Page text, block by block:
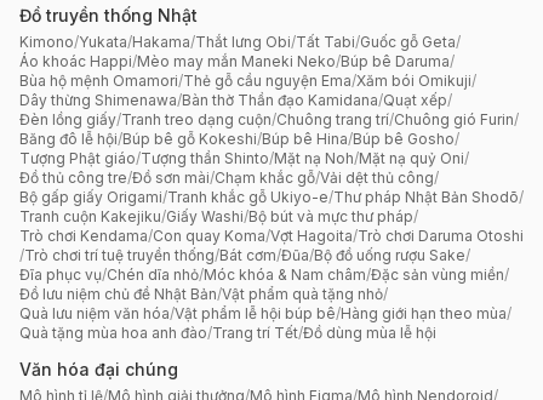
Đồ truyền thống Nhật
Kimono/Yukata/Hakama/Thắt lưng Obi/Tất Tabi/Guốc gỗ Geta/
Áo khoác Happi/Mèo may mắn Maneki Neko/Búp bê Daruma/
Bùa hộ mệnh Omamori/Thẻ gỗ cầu nguyện Ema/Xăm bói Omikuji/
Dây thừng Shimenawa/Bàn thờ Thần đạo Kamidana/Quạt xếp/
Đèn lồng giấy/Tranh treo dạng cuộn/Chuông trang trí/Chuông gió Furin/
Băng đô lễ hội/Búp bê gỗ Kokeshi/Búp bê Hina/Búp bê Gosho/
Tượng Phật giáo/Tượng thần Shinto/Mặt nạ Noh/Mặt nạ quỷ Oni/
Đồ thủ công tre/Đồ sơn mài/Chạm khắc gỗ/Vải dệt thủ công/
Bộ gấp giấy Origami/Tranh khắc gỗ Ukiyo-e/Thư pháp Nhật Bản Shodō/
Tranh cuộn Kakejiku/Giấy Washi/Bộ bút và mực thư pháp/
Trò chơi Kendama/Con quay Koma/Vợt Hagoita/Trò chơi Daruma Otoshi
/Trò chơi trí tuệ truyền thống/Bát cơm/Đũa/Bộ đồ uống rượu Sake/
Đĩa phục vụ/Chén dĩa nhỏ/Móc khóa & Nam châm/Đặc sản vùng miền/
Đồ lưu niệm chủ đề Nhật Bản/Vật phẩm quà tặng nhỏ/
Quà lưu niệm văn hóa/Vật phẩm lễ hội búp bê/Hàng giới hạn theo mùa/
Quà tặng mùa hoa anh đào/Trang trí Tết/Đồ dùng mùa lễ hội
Văn hóa đại chúng
Mô hình tỉ lệ/Mô hình giải thưởng/Mô hình Figma/Mô hình Nendoroid/